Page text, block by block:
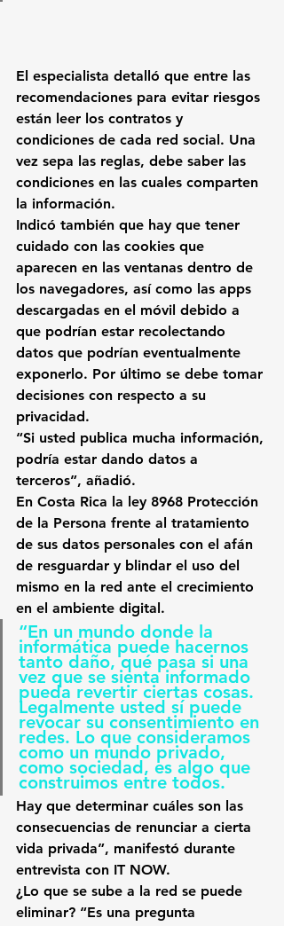
El especialista detalló que entre las
recomendaciones para evitar riesgos
están leer los contratos y
condiciones de cada red social. Una
vez sepa las reglas, debe saber las
condiciones en las cuales comparten
la información.
Indicó también que hay que tener
cuidado con las cookies que
aparecen en las ventanas dentro de
los navegadores, así como las apps
descargadas en el móvil debido a
que podrían estar recolectando
datos que podrían eventualmente
exponerlo. Por último se debe tomar
decisiones con respecto a su
privacidad.
“Si usted publica mucha información,
podría estar dando datos a
terceros”, añadió.
En Costa Rica la ley 8968 Protección
de la Persona frente al tratamiento
de sus datos personales con el afán
de resguardar y blindar el uso del
mismo en la red ante el crecimiento
en el ambiente digital.
“En un mundo donde la
informática puede hacernos
tanto daño, qué pasa si una
vez que se sienta informado
pueda revertir ciertas cosas.
Legalmente usted sí puede
revocar su consentimiento en
redes. Lo que consideramos
como un mundo privado,
como sociedad, es algo que
construimos entre todos.
Hay que determinar cuáles son las
consecuencias de renunciar a cierta
vida privada”, manifestó durante
entrevista con IT NOW.
¿Lo que se sube a la red se puede
eliminar? “Es una pregunta